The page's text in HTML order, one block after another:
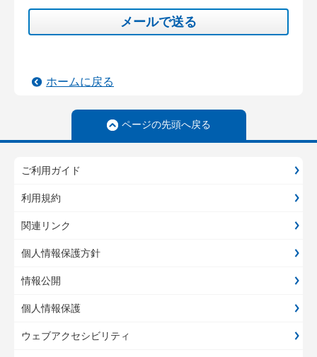
メールで送る
ホームに戻る
ページの先頭へ戻る
ご利用ガイド
利用規約
関連リンク
個人情報保護方針
情報公開
個人情報保護
ウェブアクセシビリティ